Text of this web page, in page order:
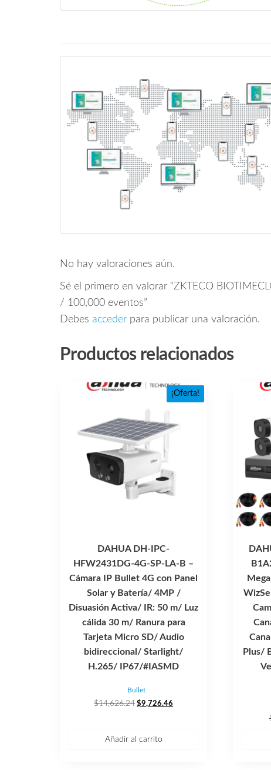
No hay valoraciones aún.
Sé el primero en valorar “ZKTECO
/ 100,000 eventos”
Debes acceder para publicar una valoración.
Productos relacionados
¡Oferta!
DAHUA DH-IPC-
HFW2431DG-4G-SP-LA-B –
Cámara IP Bullet 4G con Panel
Solar y Batería/ 4MP /
Disuasión Activa/ IR: 50 m/ Luz
cálida 30 m/ Ranura para
Tarjeta Micro SD/ Audio
bidireccional/ Starlight/
H.265/ IP67/#IASMD
Bullet
$14,626.24 El
era:
$9,726.46
Añadir al carrito
Plus/